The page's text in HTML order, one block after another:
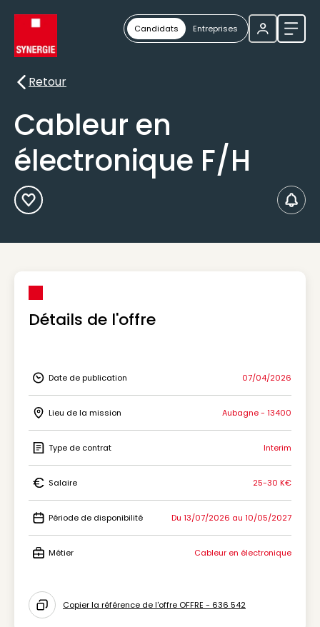
Candidats Entreprises
Retour
Retour
Cableur en
électronique F/H
Ajouter aux Favoris
Détails de l'offre
Icon Date de publication
Date de publication 07/04/2026
Icon Lieu de la mission
Lieu de la mission Aubagne - 13400
Icon Type de contrat
Type de contrat Interim
Icon Salaire
Salaire 25-30 K€
Icon Période de disponibilité
Période de disponibilité Du 13/07/2026 au 10/05/2027
Métier Cableur en électronique
Icon copy to clipboard
Copier la référence de l'offre OFFRE - 636 542